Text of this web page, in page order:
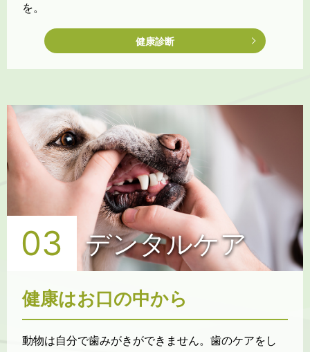
を。
健康診断
03 デンタルケア
健康はお口の中から
動物は自分で歯みがきができません。歯のケアをし